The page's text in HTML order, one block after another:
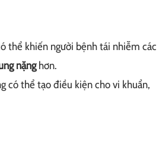
thể khiến người bệnh tái nhiễm các
nặnghơn.
có thể tạo điều kiện cho vi khuẩn,